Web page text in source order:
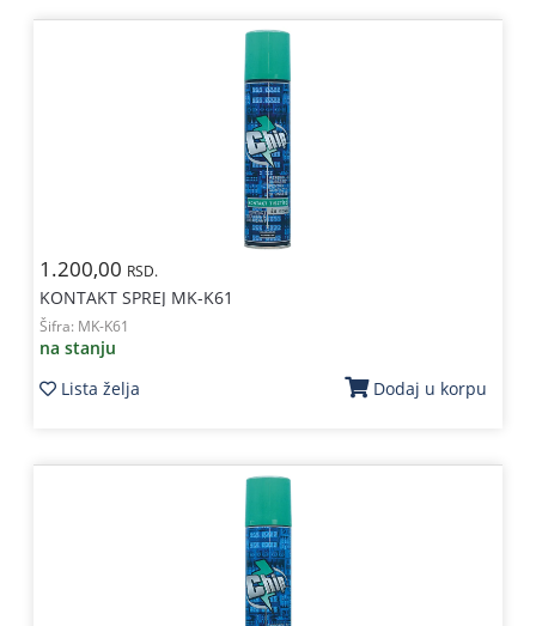
1.200,00 RSD.
KONTAKT SPREJ MK-K61
Šifra: MK-K61
na stanju
Lista želja
Dodaj u korpu